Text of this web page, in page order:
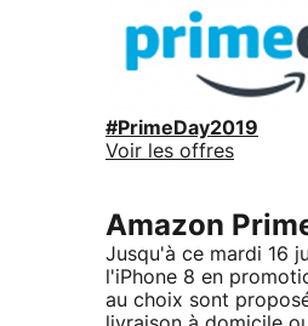
#PrimeDay2019
Voir les offres
Amazon
Jusqu'à ce mardi 16
l'iPhone 8 en
au choix sont